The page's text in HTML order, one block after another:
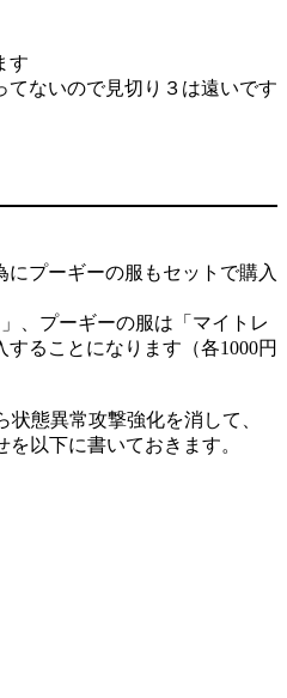
す
てないので見切り３は遠いです
プーギーの服もセットで購入
、プーギーの服は「マイトレ
ることになります（各1000円
状態異常攻撃強化を消して、
以下に書いておきます。